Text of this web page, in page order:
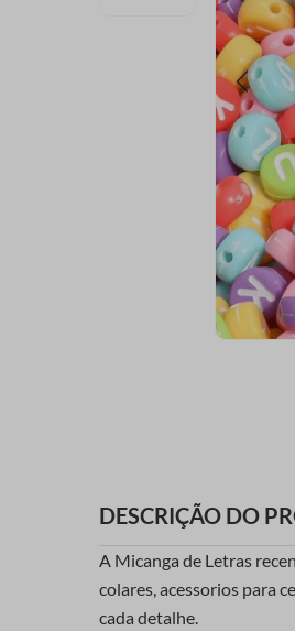
DESCRIÇÃO DO
A Micanga de Letras
colares, acessorios para
cada detalhe.